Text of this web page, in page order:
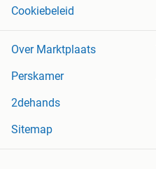
Cookiebeleid
Over Marktplaats
Perskamer
2dehands
Sitemap